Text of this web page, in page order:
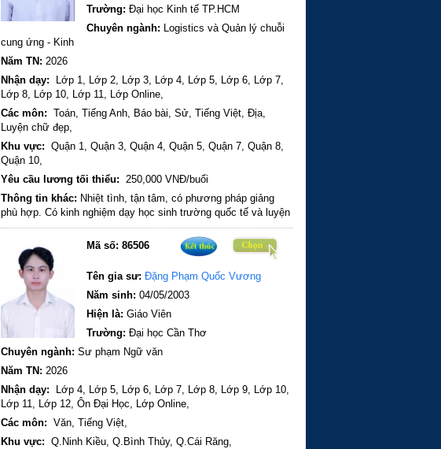
Trường: Đại học Kinh tế TP.HCM
Chuyên ngành: Logistics và Quản lý chuỗi
cung ứng - Kinh
Năm TN: 2026
Nhận dạy:
Lớp 1, Lớp 2, Lớp 3, Lớp 4, Lớp 5, Lớp 6, Lớp 7,
Lớp 8, Lớp 10, Lớp 11, Lớp Online,
Các môn: Toán, Tiếng Anh, Báo bài, Sử, Tiếng Việt, Địa,
Luyện chữ đẹp,
Khu vực: Quận 1, Quận 3, Quận 4, Quận 5, Quận 7, Quận 8,
Quận 10,
Yêu cầu lương tối thiểu: 250,000 VNĐ/buổi
Thông tin khác: Nhiệt tình, tận tâm, có phương pháp giảng
phù hợp. Có kinh nghiệm dạy học sinh trường quốc tế và luyện
thi vào các trường chuyên.
Mã số: 86506
Tên gia sư: Đặng Phạm Quốc Vương
Năm sinh: 04/05/2003
Hiện là: Giáo Viên
Trường: Đại học Cần Thơ
Chuyên ngành: Sư phạm Ngữ văn
Năm TN: 2026
Nhận dạy:
Lớp 4, Lớp 5, Lớp 6, Lớp 7, Lớp 8, Lớp 9, Lớp 10,
Lớp 11, Lớp 12, Ôn Đại Học, Lớp Online,
Các môn: Văn, Tiếng Việt,
Khu vực: Q.Ninh Kiều, Q.Bình Thủy, Q.Cái Răng,